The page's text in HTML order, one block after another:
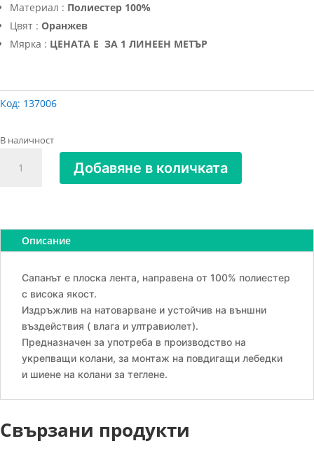
Материал : Полиестер 100%
Цвят : Оранжев
Мярка : ЦЕНАТА Е ЗА 1 ЛИНЕЕН МЕТЪР
Код: 137006
В наличност
Полиестерен
сапани
25мм,
Добавяне в количката
Описание
Сапанът е плоска лента, направена от 100% полиестер
с висока якост.
Издръжлив на натоварване и устойчив на външни
въздействия ( влага и ултравиолет).
Предназначен за употреба в производство на
укрепващи колани, за монтаж на повдигащи лебедки
и шиене на колани за теглене.
Свързани продукти